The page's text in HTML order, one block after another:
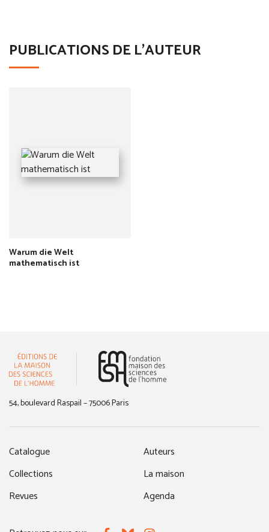
PUBLICATIONS DE L'AUTEUR
Warum die Welt
mathematisch ist
54, boulevard Raspail – 75006 Paris
Catalogue
Collections
Revues
Auteurs
La maison
Agenda